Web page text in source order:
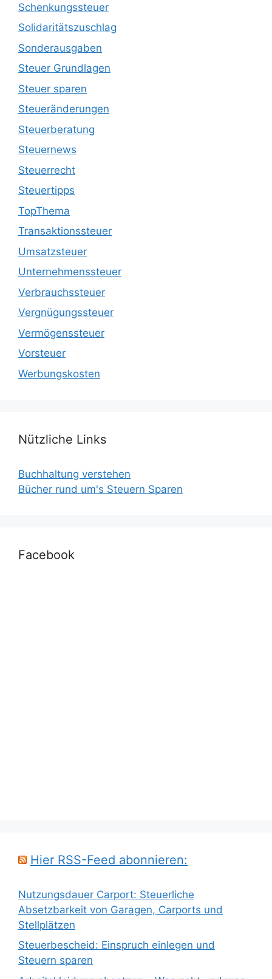
Schenkungssteuer
Solidaritätszuschlag
Sonderausgaben
Steuer Grundlagen
Steuer sparen
Steueränderungen
Steuerberatung
Steuernews
Steuerrecht
Steuertipps
TopThema
Transaktionssteuer
Umsatzsteuer
Unternehmenssteuer
Verbrauchssteuer
Vergnügungssteuer
Vermögenssteuer
Vorsteuer
Werbungskosten
Nützliche Links
Buchhaltung verstehen
Bücher rund um's Steuern Sparen
Facebook
Hier RSS-Feed abonnieren:
Nutzungsdauer Carport: Steuerliche
Absetzbarkeit von Garagen, Carports und
Stellplätzen
Steuerbescheid: Einspruch einlegen und
Steuern sparen